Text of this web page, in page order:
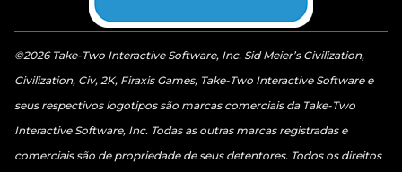
©2026 Take-Two Interactive Software, Inc. Sid Meier’s Civilization,
Civilization, Civ, 2K, Firaxis Games, Take-Two Interactive Software e
seus respectivos logotipos são marcas comerciais da Take-Two
Interactive Software, Inc. Todas as outras marcas registradas e
comerciais são de propriedade de seus detentores. Todos os direitos